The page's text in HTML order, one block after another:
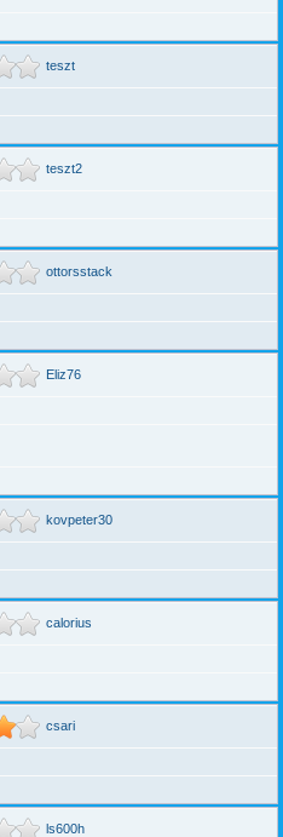
teszt
teszt2
ottorsstack
Eliz76
kovpeter30
calorius
csari
ls600h